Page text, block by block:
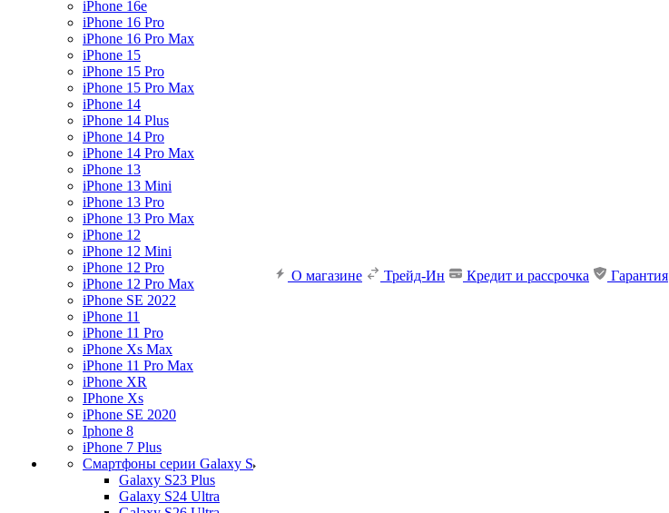
iPhone 16e
iPhone 16 Pro
iPhone 16 Pro Max
iPhone 15
iPhone 15 Pro
iPhone 15 Pro Max
iPhone 14
iPhone 14 Plus
iPhone 14 Pro
iPhone 14 Pro Max
iPhone 13
iPhone 13 Mini
iPhone 13 Pro
iPhone 13 Pro Max
iPhone 12
iPhone 12 Mini
iPhone 12 Pro
iPhone 12 Pro Max
iPhone SE 2022
iPhone 11
iPhone 11 Pro
iPhone Xs Max
iPhone 11 Pro Max
iPhone XR
IPhone Xs
iPhone SE 2020
Iphone 8
iPhone 7 Plus
Смартфоны серии Galaxy S
Galaxy S23 Plus
Galaxy S24 Ultra
О магазине Трейд-Ин Кредит и рассрочка Гарантия